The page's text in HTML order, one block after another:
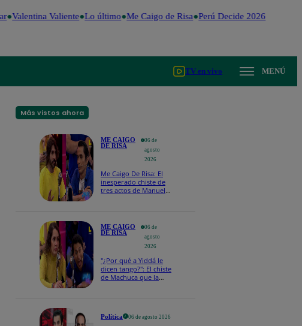
Valentina Valiente Lo último Me Caigo de Risa Perú Decide 2026 Fútbol
TV en vivo MENÚ
Más vistos ahora
ME CAIGO
DE RISA
06 de
agosto
2026
Me Caigo De Risa: El
inesperado chiste de
tres actos de Manuel
ME CAIGO
DE RISA
06 de
agosto
2026
"¿Por qué a Yiddá le
dicen tango?": El chiste
de Machuca que la
Política 06 de agosto 2026